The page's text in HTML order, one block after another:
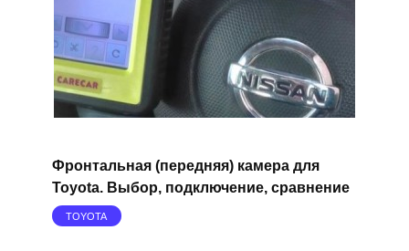
Фронтальная (передняя) камера для
Toyota. Выбор, подключение, сравнение
TOYOTA